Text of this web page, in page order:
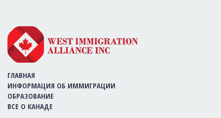
ГЛАВНАЯ
ИНФОРМАЦИЯ ОБ ИММИГРАЦИИ
ОБРАЗОВАНИЕ
ВСЕ О КАНАДЕ